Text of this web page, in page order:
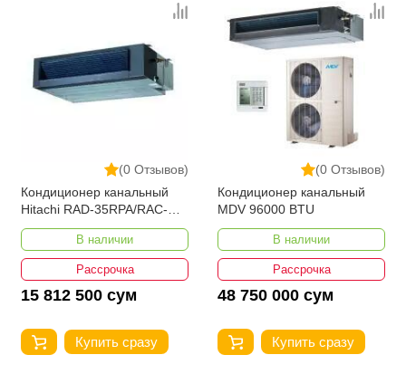
(0 Отзывов)
Кондиционер канальный
Hitachi RAD-35RPA/RAC-
35NPA
В наличии
Рассрочка
15 812 500 сум
Купить сразу
(0 Отзывов)
Кондиционер канальный
MDV 96000 BTU
В наличии
Рассрочка
48 750 000 сум
Купить сразу